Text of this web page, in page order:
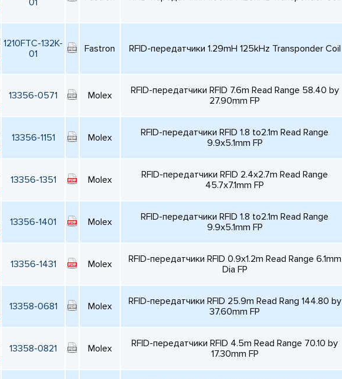
01
1210FTC-132K-
01
Fastron RFID-передатчики 1.29mH 125kHz Transponder Coil
13356-0571 Molex
RFID-передатчики RFID 7.6m Read Range 58.40 by
27.90mm FP
13356-1151 Molex
RFID-передатчики RFID 1.8 to2.1m Read Range
9.9x5.1mm FP
13356-1351 Molex
RFID-передатчики RFID 2.4x2.7m Read Range
45.7x7.1mm FP
13356-1401 Molex
RFID-передатчики RFID 1.8 to2.1m Read Range
9.9x5.1mm FP
13356-1431 Molex
RFID-передатчики RFID 0.9x1.2m Read Range 6.1mm
Dia FP
13358-0681 Molex
RFID-передатчики RFID 25.9m Read Rang 144.80 by
37.60mm FP
13358-0821 Molex
RFID-передатчики RFID 4.5m Read Range 70.10 by
17.30mm FP